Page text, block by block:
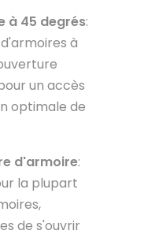
à 45 degrés:
à
un accès
optimale de
d'armoire:
la plupart
de s'ouvrir